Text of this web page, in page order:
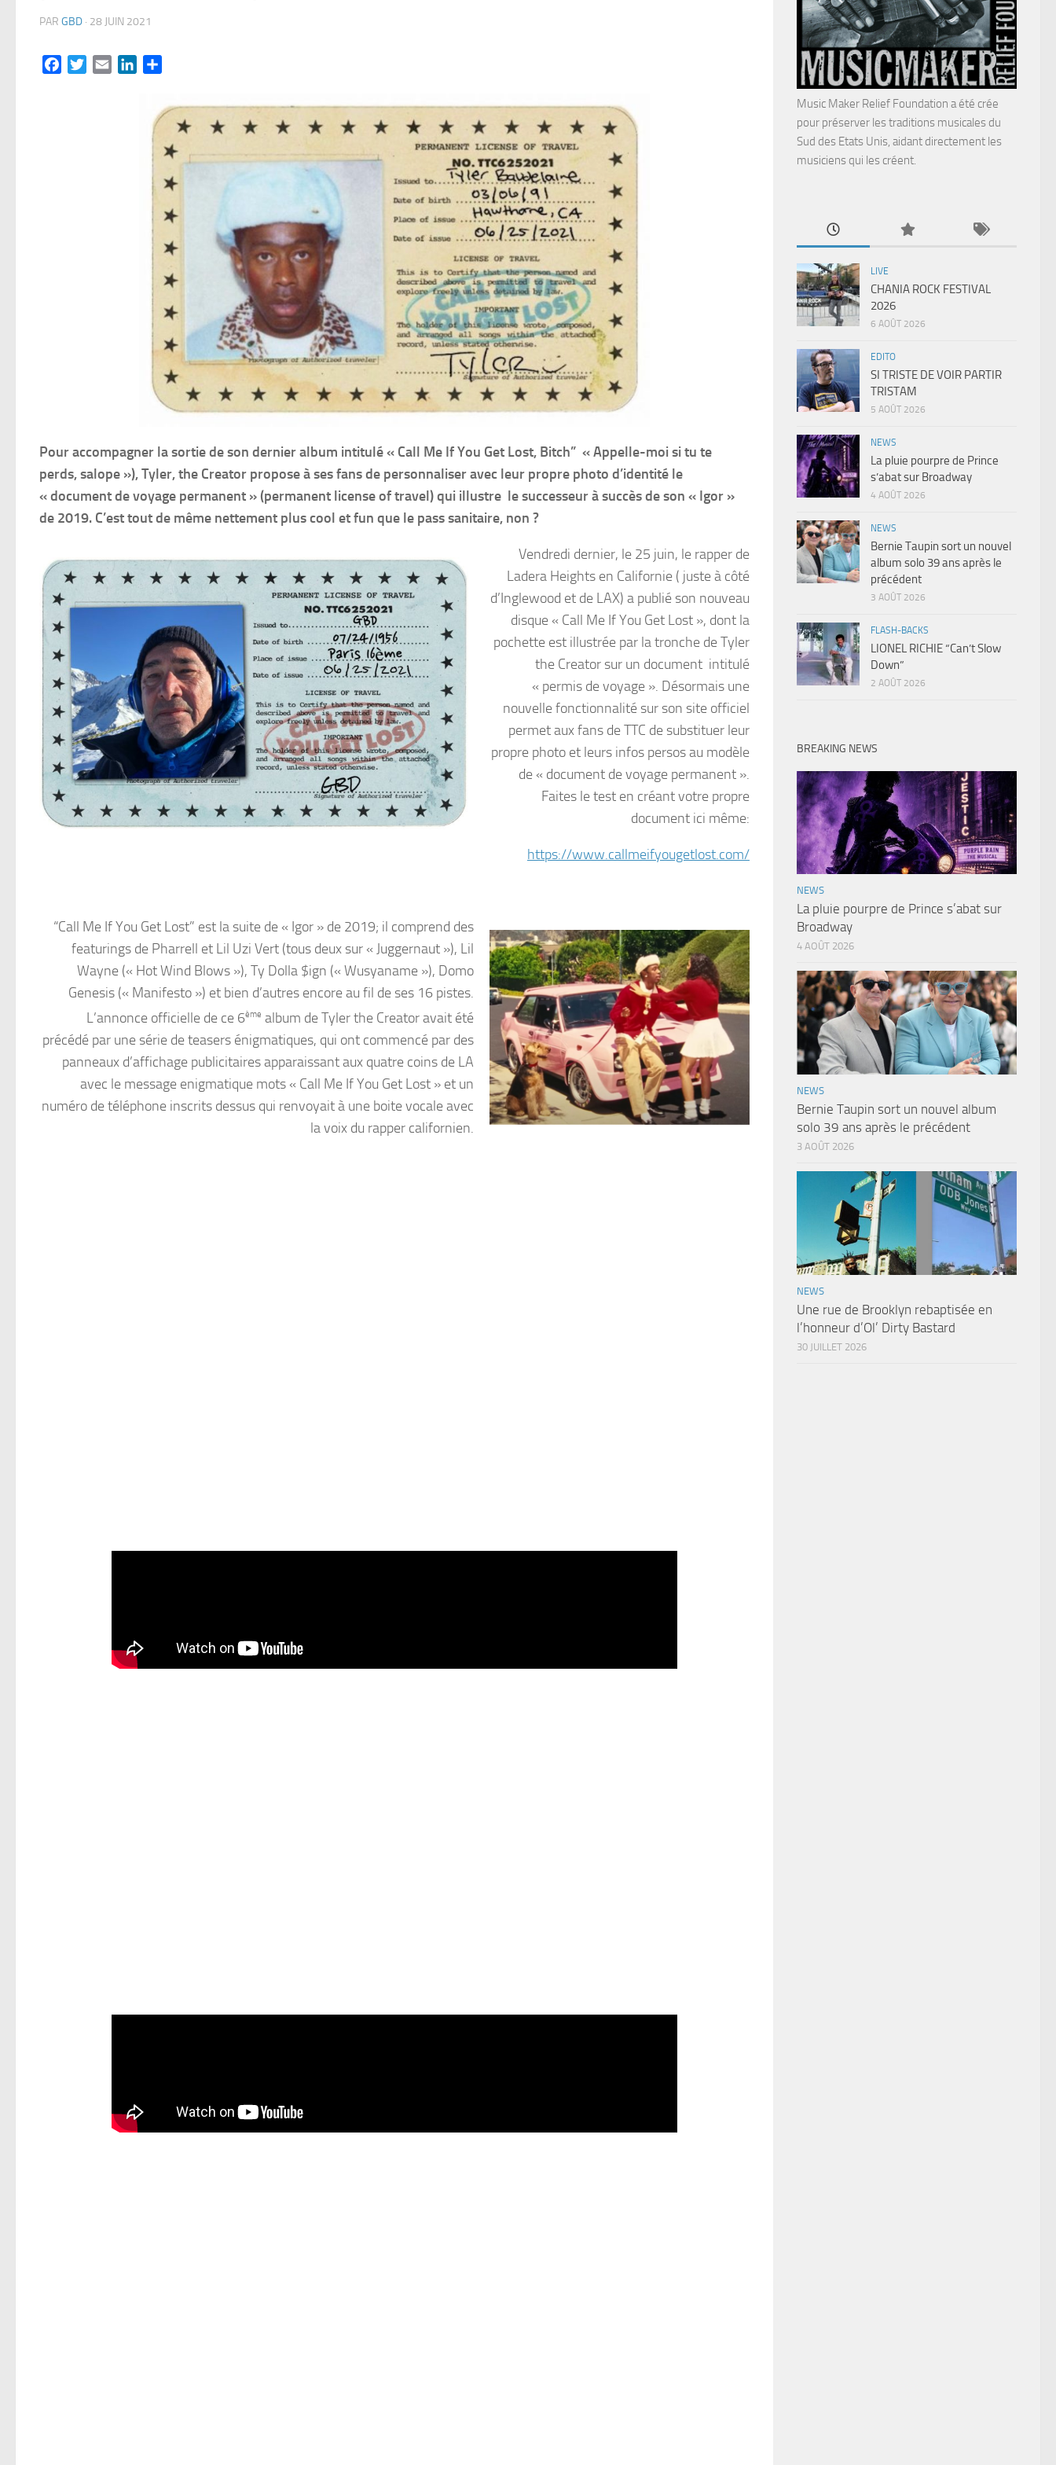
PAR GBD · 28 JUIN 2021
FacebookTwitterEmail LinkedIn
Pour accompagner la sortie de son dernier album intitulé « Call Me If You Get Lost, Bitch” « Appelle-moi si tu te
perds, salope »), Tyler, the Creator propose à ses fans de personnaliser avec leur propre photo d’identité le
« document de voyage permanent » (permanent license of travel) qui illustre le successeur à succès de son « Igor »
de 2019. C’est tout de même nettement plus cool et fun que le pass sanitaire, non ?
Vendredi dernier, le 25 juin, le rapper de
Ladera Heights en Californie ( juste à côté
d’Inglewood et de LAX) a publié son nouveau
disque « Call Me If You Get Lost », dont la
pochette est illustrée par la tronche de Tyler
the Creator sur un document intitulé
« permis de voyage ». Désormais une
nouvelle fonctionnalité sur son site officiel
permet aux fans de TTC de substituer leur
propre photo et leurs infos persos au modèle
de « document de voyage permanent ».
Faites le test en créant votre propre
document ici même:
https://www.callmeifyougetlost.com/
“Call Me If You Get Lost” est la suite de « Igor » de 2019; il comprend des
featurings de Pharrell et Lil Uzi Vert (tous deux sur « Juggernaut »), Lil
Wayne (« Hot Wind Blows »), Ty Dolla $ign (« Wusyaname »), Domo
Genesis (« Manifesto ») et bien d’autres encore au fil de ses 16 pistes.
L’annonce officielle de ce 6ème album de Tyler the Creator avait été
précédé par une série de teasers énigmatiques, qui ont commencé par des
panneaux d’affichage publicitaires apparaissant aux quatre coins de LA
avec le message enigmatique mots « Call Me If You Get Lost » et un
numéro de téléphone inscrits dessus qui renvoyait à une boite vocale avec
la voix du rapper californien.
Music Maker Relief Foundation a été crée
pour préserver les traditions musicales du
Sud des Etats Unis, aidant directement les
musiciens qui les créent.
LIVE
CHANIA ROCK FESTIVAL
2026
6 AOÛT 2026
EDITO
SI TRISTE DE VOIR PARTIR
TRISTAM
5 AOÛT 2026
NEWS
La pluie pourpre de Prince
s’abat sur Broadway
4 AOÛT 2026
NEWS
Bernie Taupin sort un nouvel
album solo 39 ans après le
précédent
3 AOÛT 2026
FLASH-BACKS
LIONEL RICHIE “Can’t Slow
Down”
2 AOÛT 2026
BREAKING NEWS
NEWS
La pluie pourpre de Prince s’abat sur
Broadway
4 AOÛT 2026
NEWS
Bernie Taupin sort un nouvel album
solo 39 ans après le précédent
3 AOÛT 2026
NEWS
Une rue de Brooklyn rebaptisée en
l’honneur d’Ol’ Dirty Bastard
30 JUILLET 2026